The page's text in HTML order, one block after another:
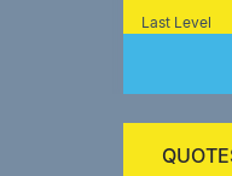
Last Level